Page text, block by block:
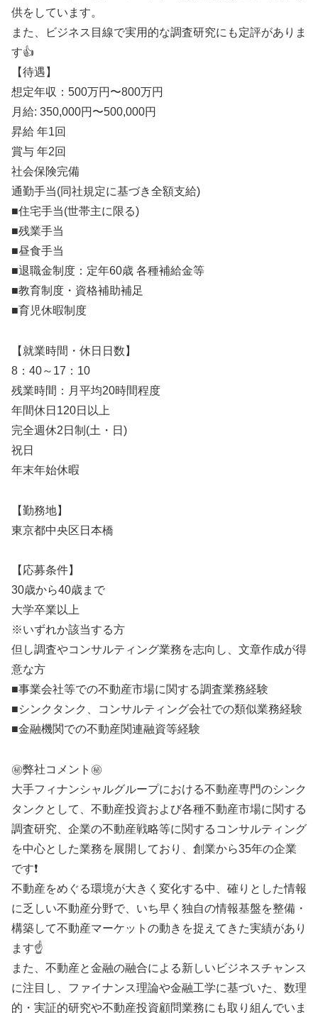
供をしています。
また、ビジネス目線で実用的な調査研究にも定評がありま
す👍
【待遇】
想定年収：500万円〜800万円
月給: 350,000円〜500,000円
昇給 年1回
賞与 年2回
社会保険完備
通勤手当(同社規定に基づき全額支給)
■住宅手当(世帯主に限る)
■残業手当
■昼食手当
■退職金制度：定年60歳 各種補給金等
■教育制度・資格補助補足
■育児休暇制度
【就業時間・休日日数】
8：40～17：10
残業時間：月平均20時間程度
年間休日120日以上
完全週休2日制(土・日)
祝日
年末年始休暇
【勤務地】
東京都中央区日本橋
【応募条件】
30歳から40歳まで
大学卒業以上
※いずれか該当する方
但し調査やコンサルティング業務を志向し、文章作成が得
意な方
■事業会社等での不動産市場に関する調査業務経験
■シンクタンク、コンサルティング会社での類似業務経験
■金融機関での不動産関連融資等経験
㊙️弊社コメント㊙️
大手フィナンシャルグループにおける不動産専門のシンク
タンクとして、不動産投資および各種不動産市場に関する
調査研究、企業の不動産戦略等に関するコンサルティング
を中心とした業務を展開しており、創業から35年の企業
です❗
不動産をめぐる環境が大きく変化する中、確りとした情報
に乏しい不動産分野で、いち早く独自の情報基盤を整備・
構築して不動産マーケットの動きを捉えてきた実績があり
ます☝️
また、不動産と金融の融合による新しいビジネスチャンス
に注目し、ファイナンス理論や金融工学に基づいた、数理
的・実証的研究や不動産投資顧問業務にも取り組んでいま